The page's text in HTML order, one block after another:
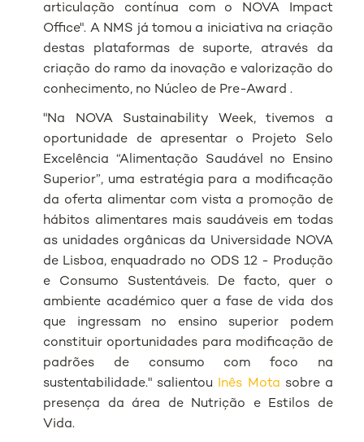
articulação contínua com o NOVA Impact
Office". A NMS já tomou a iniciativa na criação
destas plataformas de suporte, através da
criação do ramo da inovação e valorização do
conhecimento, no Núcleo de Pre-Award .
"Na NOVA Sustainability Week, tivemos a
oportunidade de apresentar o Projeto Selo
Excelência “Alimentação Saudável no Ensino
Superior”, uma estratégia para a modificação
da oferta alimentar com vista a promoção de
hábitos alimentares mais saudáveis em todas
as unidades orgânicas da Universidade NOVA
de Lisboa, enquadrado no ODS 12 - Produção
e Consumo Sustentáveis. De facto, quer o
ambiente académico quer a fase de vida dos
que ingressam no ensino superior podem
constituir oportunidades para modificação de
padrões de consumo com foco na
sustentabilidade." salientou Inês Mota sobre a
presença da área de Nutrição e Estilos de
Vida.